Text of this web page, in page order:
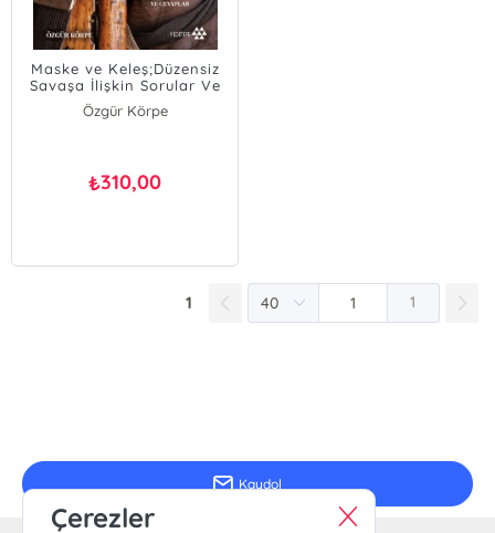
Maske ve Keleş;Düzensiz
Savaşa İlişkin Sorular Ve
Özgür Körpe
₺310,00
1 1
Kaydol
Çerezler